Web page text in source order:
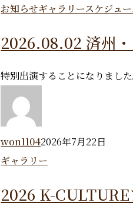
お知らせギャラリースケジュ
2026.08.02 済州
特別出演することになりまし
won11042026年7月22日
ギャラリー
2026 K-